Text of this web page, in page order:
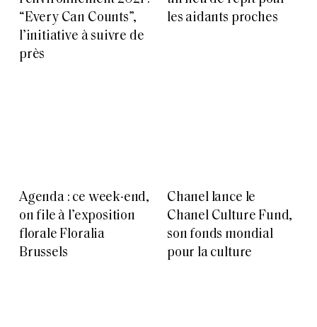
“Every Can Counts”,
l’initiative à suivre de
près
les aidants proches
Agenda : ce week-end,
on file à l’exposition
florale Floralia
Brussels
Chanel lance le
Chanel Culture Fund,
son fonds mondial
pour la culture